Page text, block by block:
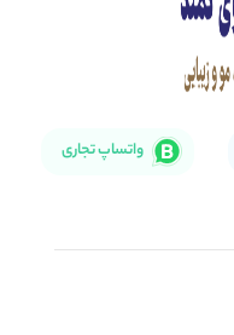
واتساپ تجاری